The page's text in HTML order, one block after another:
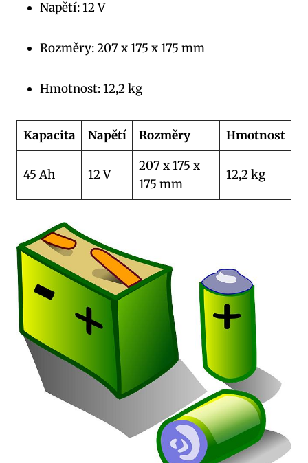
Napětí: 12 V
Rozměry: 207 x 175 x 175 mm
Hmotnost: 12,2 kg
Kapacita Napětí Rozměry Hmotnost
45 Ah 12 V
207 x 175 x
175 mm
12,2 kg